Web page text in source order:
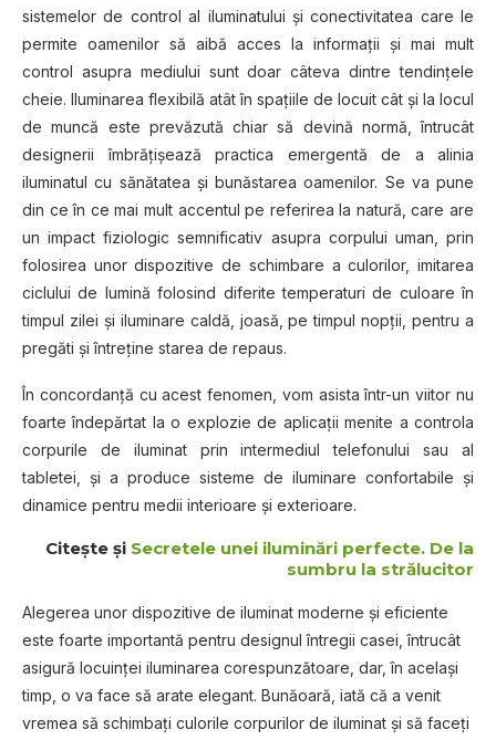
sistemelor de control al iluminatului și conectivitatea care le
permite oamenilor să aibă acces la informații și mai mult
control asupra mediului sunt doar câteva dintre tendințele
cheie. Iluminarea flexibilă atât în spațiile de locuit cât și la locul
de muncă este prevăzută chiar să devină normă, întrucât
designerii îmbrățișează practica emergentă de a alinia
iluminatul cu sănătatea și bunăstarea oamenilor. Se va pune
din ce în ce mai mult accentul pe referirea la natură, care are
un impact fiziologic semnificativ asupra corpului uman, prin
folosirea unor dispozitive de schimbare a culorilor, imitarea
ciclului de lumină folosind diferite temperaturi de culoare în
timpul zilei și iluminare caldă, joasă, pe timpul nopții, pentru a
pregăti și întreține starea de repaus.
În concordanță cu acest fenomen, vom asista într-un viitor nu
foarte îndepărtat la o explozie de aplicații menite a controla
corpurile de iluminat prin intermediul telefonului sau al
tabletei, și a produce sisteme de iluminare confortabile și
dinamice pentru medii interioare și exterioare.
Citește și Secretele unei iluminări perfecte. De la
sumbru la strălucitor
Alegerea unor dispozitive de iluminat moderne și eficiente
este foarte importantă pentru designul întregii casei, întrucât
asigură locuinței iluminarea corespunzătoare, dar, în același
timp, o va face să arate elegant. Bunăoară, iată că a venit
vremea să schimbați culorile corpurilor de iluminat și să faceți